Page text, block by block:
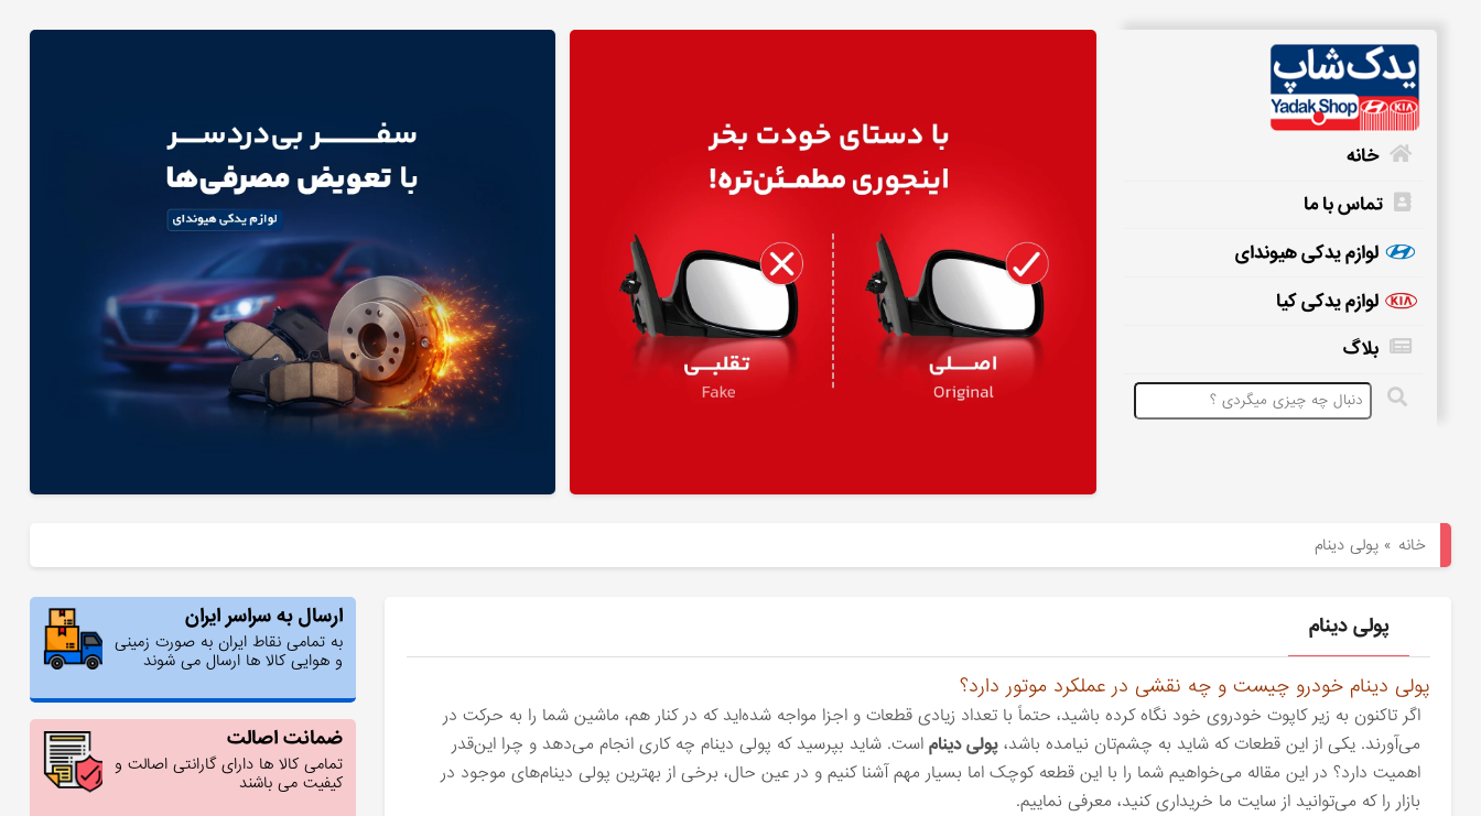
لوازم
خانه
تماس با ما
لوازم یدکی هیوندای
لوازم یدکی کیا
بلاگ
خانه »پولی دینام
ارسال به سراسر ایران
به تمامی نقاط ایران به صورت زمینی
و هوایی کالا ها ارسال می شوند
ضمانت اصالت
تمامی کالا ها دارای گارانتی اصالت و
کیفیت می باشند
پولی دینام
پولی دینام خودرو چیست و چه نقشی در عملکرد موتور دارد؟
اگر تاکنون به زیر کاپوت خودروی خود نگاه کرده باشید، حتماً با تعداد زیادی قطعات و اجزا مواجه شده‌اید که در کنار هم، ماشین شما را به حرکت در
می‌آورند. یکی از این قطعات که شاید به چشم‌تان نیامده باشد،پولی دینام است. شاید بپرسید که پولی دینام چه کاری انجام می‌دهد و چرا این‌قدر
اهمیت دارد؟ در این مقاله می‌خواهیم شما را با این قطعه کوچک اما بسیار مهم آشنا کنیم و در عین حال، برخی از بهترین پولی دینام‌های موجود در
بازار را که می‌توانید از سایت ما خریداری کنید، معرفی نماییم.